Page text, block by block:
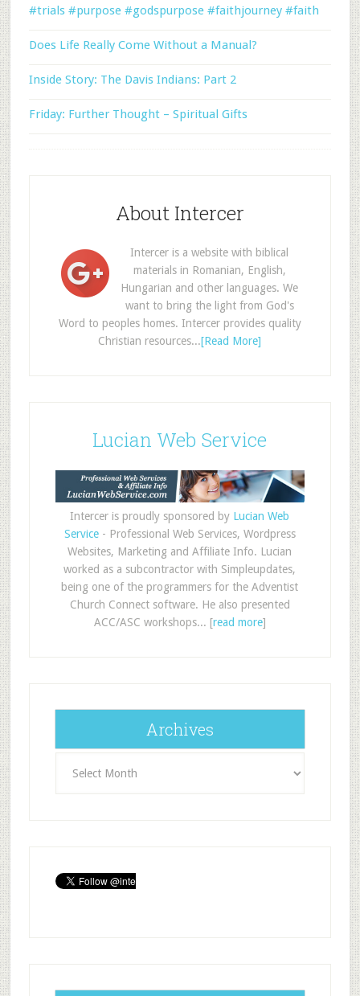
#trials #purpose #godspurpose #faithjourney #faith
Does Life Really Come Without a Manual?
Inside Story: The Davis Indians: Part 2
Friday: Further Thought – Spiritual Gifts
About Intercer
Intercer is a website with biblical
materials in Romanian, English,
Hungarian and other languages. We
want to bring the light from God's
Word to peoples homes. Intercer provides quality
Christian resources...[Read More]
Lucian Web Service
Intercer is proudly sponsored by Lucian Web
Service- Professional Web Services, Wordpress
Websites, Marketing and Affiliate Info. Lucian
worked as a subcontractor with Simpleupdates,
being one of the programmers for the Adventist
Church Connect software. He also presented
ACC/ASC workshops... [read more]
Archives